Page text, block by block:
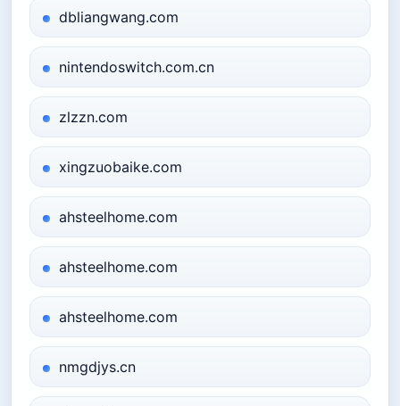
dbliangwang.com
nintendoswitch.com.cn
zlzzn.com
xingzuobaike.com
ahsteelhome.com
ahsteelhome.com
ahsteelhome.com
nmgdjys.cn